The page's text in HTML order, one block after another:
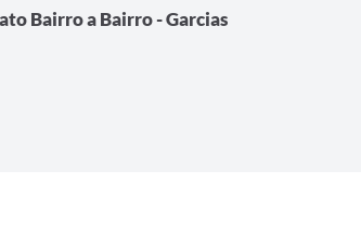
Bairro a Bairro - Garcias